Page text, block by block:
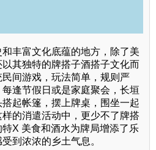
丰富文化底蕴的地方，除了美
其独特的牌搭子酒搭子文化而
间游戏，玩法简单，规则严
逢节假日或是家庭聚会，长垣
起帐篷，摆上牌桌，围坐一起
的消遣活动中，更少不了牌搭
X 美食和酒水为牌局增添了乐
到浓浓的乡土气息。